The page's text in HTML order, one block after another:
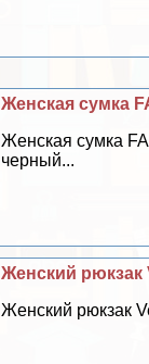
Женская сумка
Женская сумка
черный...
Женский рюкзак
Женский рюкзак